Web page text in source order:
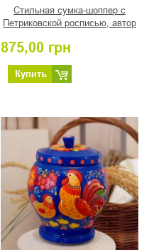
Стильная сумка-шоппер с
Петриковской росписью, автор
875,00 грн
Купить